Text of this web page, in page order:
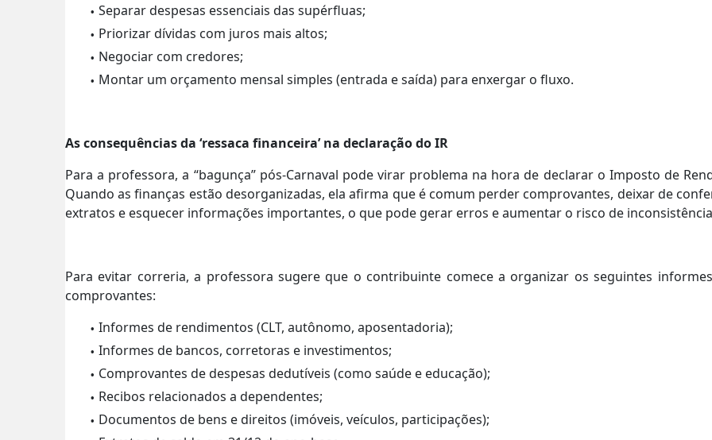
Separar despesas essenciais das supérfluas;
Priorizar dívidas com juros mais altos;
Negociar com credores;
Montar um orçamento mensal simples (entrada e saída) para enxergar o fluxo.
As consequências da ‘ressaca financeira’ na declaração do IR
Para a professora, a “bagunça” pós-Carnaval pode virar problema na hora de declarar o Imposto de
Quando as finanças estão desorganizadas, ela afirma que é comum perder comprovantes, deixar de
extratos e esquecer informações importantes, o que pode gerar erros e aumentar o risco de
Para evitar correria, a professora sugere que o contribuinte comece a organizar os seguintes
comprovantes:
Informes de rendimentos (CLT, autônomo, aposentadoria);
Informes de bancos, corretoras e investimentos;
Comprovantes de despesas dedutíveis (como saúde e educação);
Recibos relacionados a dependentes;
Documentos de bens e direitos (imóveis, veículos, participações);